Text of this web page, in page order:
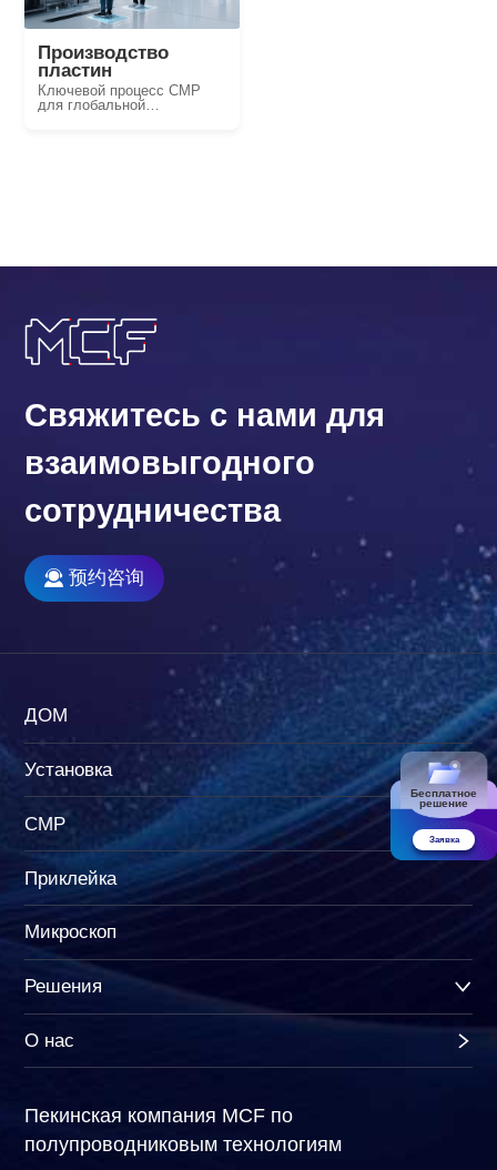
Производство
пластин
Ключевой процесс CMP
для глобальной
Бесплатное
решение
Заявка
Свяжитесь с нами для
взаимовыгодного
сотрудничества
预约咨询
ДОМ
Установка
CMP
Приклейка
Микроскоп
Решения
О нас
Пекинская компания MCF по
полупроводниковым технологиям